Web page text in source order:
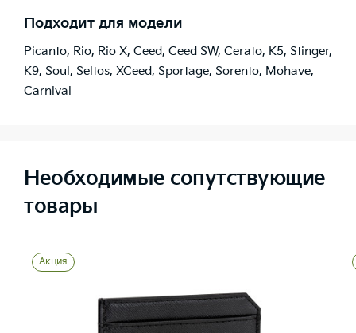
Подходит для модели
Picanto, Rio, Rio X, Ceed, Ceed SW, Cerato, K5, Stinger,
K9, Soul, Seltos, XCeed, Sportage, Sorento, Mohave,
Carnival
Необходимые сопутствующие
товары
Акция